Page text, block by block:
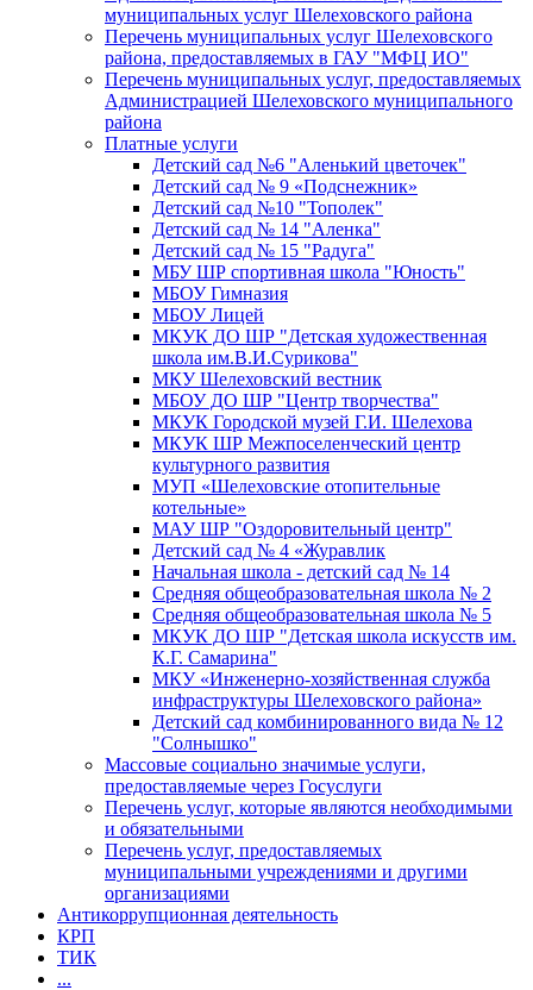
муниципальных услуг Шелеховского района
Перечень муниципальных услуг Шелеховского
района, предоставляемых в ГАУ "МФЦ ИО"
Перечень муниципальных услуг, предоставляемых
Администрацией Шелеховского муниципального
района
Платные услуги
Детский сад №6 "Аленький цветочек"
Детский сад № 9 «Подснежник»
Детский сад №10 "Тополек"
Детский сад № 14 "Аленка"
Детский сад № 15 "Радуга"
МБУ ШР спортивная школа "Юность"
МБОУ Гимназия
МБОУ Лицей
МКУК ДО ШР "Детская художественная
школа им.В.И.Сурикова"
МКУ Шелеховский вестник
МБОУ ДО ШР "Центр творчества"
МКУК Городской музей Г.И. Шелехова
МКУК ШР Межпоселенческий центр
культурного развития
МУП «Шелеховские отопительные
котельные»
МАУ ШР "Оздоровительный центр"
Детский сад № 4 «Журавлик
Начальная школа - детский сад № 14
Средняя общеобразовательная школа № 2
Средняя общеобразовательная школа № 5
МКУК ДО ШР "Детская школа искусств им.
К.Г. Самарина"
МКУ «Инженерно-хозяйственная служба
инфраструктуры Шелеховского района»
Детский сад комбинированного вида № 12
"Солнышко"
Массовые социально значимые услуги,
предоставляемые через Госуслуги
Перечень услуг, которые являются необходимыми
и обязательными
Перечень услуг, предоставляемых
муниципальными учреждениями и другими
организациями
Антикоррупционная деятельность
КРП
ТИК
...